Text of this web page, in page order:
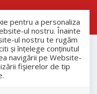
pentru a personaliza
ul nostru. Înainte
ul nostru te rugăm
și înțelege conținutul
navigării pe Website-
fişierelor de tip